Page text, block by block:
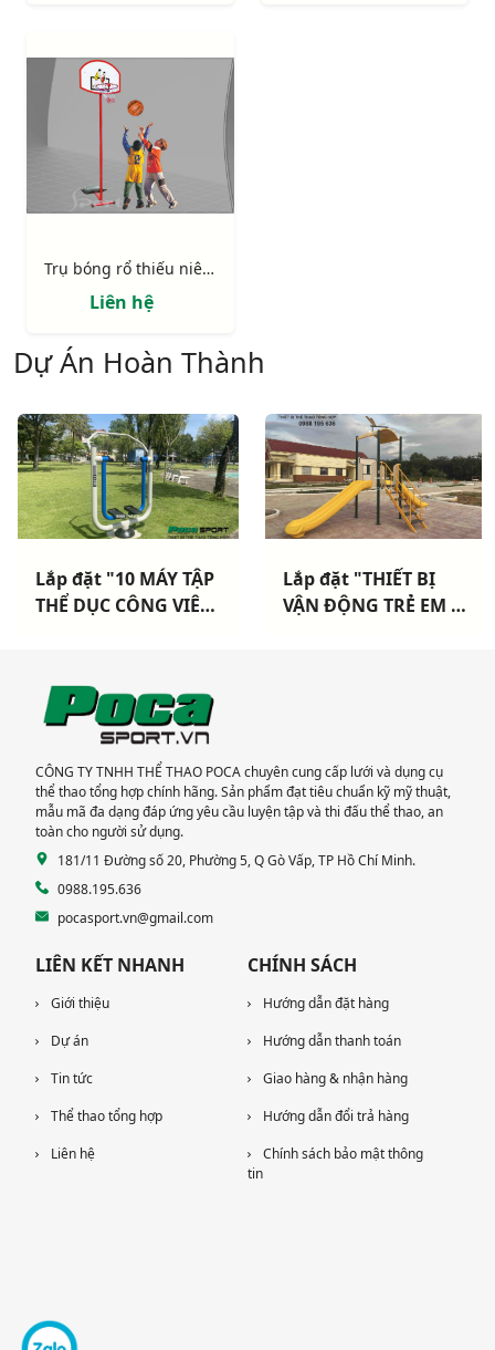
Trụ bóng rổ thiếu niên 801810 (BS810)
Liên hệ
Dự Án Hoàn Thành
Lắp đặt "THIẾT BỊ
VẬN ĐỘNG TRẺ EM +
UBND xã Long Chữ -
Bến Cầu - Tây Ninh
Lắp đặt tiện ích
"MÁY TẬP THỂ DỤC
CÔNG TY TNHH THỂ THAO POCA chuyên cung cấp lưới và dụng cụ
thể thao tổng hợp chính hãng. Sản phẩm đạt tiêu chuẩn kỹ mỹ thuật,
mẫu mã đa dạng đáp ứng yêu cầu luyện tập và thi đấu thể thao, an
toàn cho người sử dụng.
181/11 Đường số 20, Phường 5, Q Gò Vấp, TP Hồ Chí Minh.
0988.195.636
pocasport.vn@gmail.com
LIÊN KẾT NHANH
Giới thiệu
Dự án
Tin tức
Thể thao tổng hợp
Liên hệ
CHÍNH SÁCH
Hướng dẫn đặt hàng
Hướng dẫn thanh toán
Giao hàng & nhận hàng
Hướng dẫn đổi trả hàng
Chính sách bảo mật thông
tin